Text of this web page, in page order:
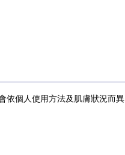
效
廣
依個人使用方法及肌膚狀況而異